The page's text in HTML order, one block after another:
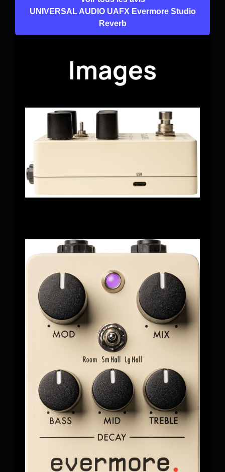
UNIVERSAL AUDIO UAFX Evermore Studio
Reverb
Images